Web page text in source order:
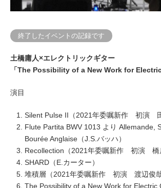
終了したイベントの記録です
土橋庸人×エレクトリックギター
「The Possibility of a New Work for
演目
Silent Pulse II（2021年委嘱新作 初演 田
Flute Partita BWV 1013 より Allemande,
Bourée Anglaise（J.S.バッハ）
Recollection（2021年委嘱新作 初演 橋
SHARD（E.カーター）
堆積層（2021年委嘱新作 初演 渡辺俊哉
The Possibility of a New Work for Electric